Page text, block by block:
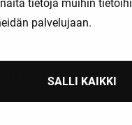
tietoja muihin
palvelujaan.
SALLI KAIKKI
Nopeat toimitusajat